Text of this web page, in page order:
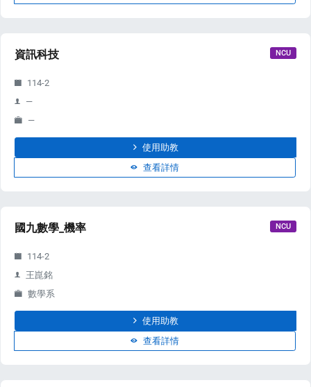
資訊科技 NCU
114-2
—
—
使用助教
查看詳情
國九數學_機率 NCU
114-2
王崑銘
數學系
使用助教
查看詳情